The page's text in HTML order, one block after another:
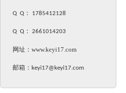
Q Q ： 1785412128
Q Q ： 2661014203
网址： www.keyi17.com
邮箱： keyi17@keyi17.com